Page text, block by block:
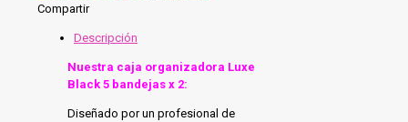
Compartir
Descripción
Nuestra caja organizadora Luxe
Black 5 bandejas x 2:
Diseñado por un profesional de